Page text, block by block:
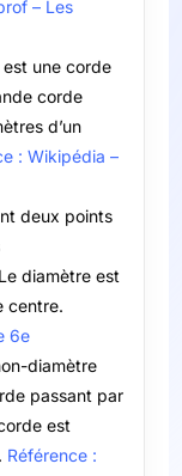
– Les
une corde
corde
d’un
: Wikipédia –
deux points
diamètre est
centre.
6e
diamètre
passant par
est
Référence :